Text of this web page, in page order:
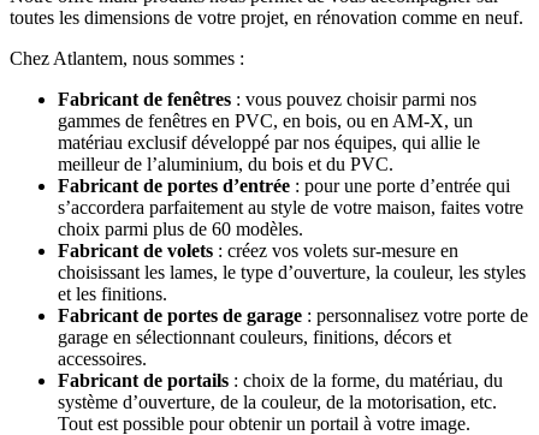
toutes les dimensions de votre projet, en rénovation comme en neuf.
Chez Atlantem, nous sommes :
Fabricant de fenêtres : vous pouvez choisir parmi nos
gammes de fenêtres en PVC, en bois, ou en AM-X, un
matériau exclusif développé par nos équipes, qui allie le
meilleur de l’aluminium, du bois et du PVC.
Fabricant de portes d’entrée : pour une porte d’entrée qui
s’accordera parfaitement au style de votre maison, faites votre
choix parmi plus de 60 modèles.
Fabricant de volets : créez vos volets sur-mesure en
choisissant les lames, le type d’ouverture, la couleur, les styles
et les finitions.
Fabricant de portes de garage : personnalisez votre porte de
garage en sélectionnant couleurs, finitions, décors et
accessoires.
Fabricant de portails : choix de la forme, du matériau, du
système d’ouverture, de la couleur, de la motorisation, etc.
Tout est possible pour obtenir un portail à votre image.